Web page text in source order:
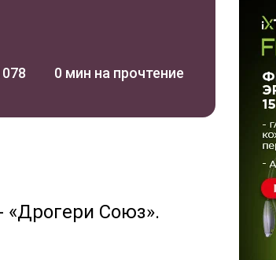
0 мин на прочтение
«Дрогери Союз».